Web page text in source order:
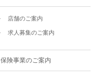
店舗のご案内
求人募集のご案内
保険事業のご案内